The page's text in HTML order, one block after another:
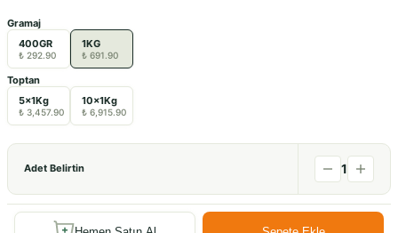
Gramaj
400GR
₺ 292.90
1KG
₺ 691.90
Toptan
5x1Kg
₺ 3,457.90
10x1Kg
₺ 6,915.90
Adet Belirtin 1